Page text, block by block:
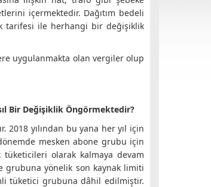
içermektedir. Dağıtım bedeli
tarifesi ile herhangi bir değişiklik
uygulanmakta olan vergiler olup
Bir Değişiklik Öngörmektedir?
2018 yılından bu yana her yıl için
mesken abone grubu için
olarak kalmaya devam
grubuna yönelik son kaynak limiti
tüketici grubuna dâhil edilmiştir.